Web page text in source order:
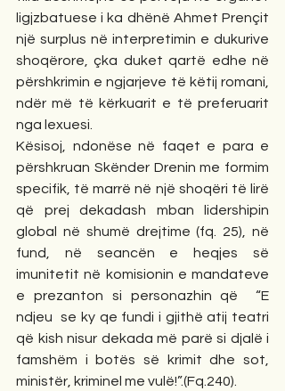
ligjzbatuese i ka dhënë Ahmet Prençit
një surplus në interpretimin e dukurive
shoqërore, çka duket qartë edhe në
përshkrimin e ngjarjeve të këtij romani,
ndër më të kërkuarit e të preferuarit
nga lexuesi.
Kësisoj, ndonëse në faqet e para e
përshkruan Skënder Drenin me formim
specifik, të marrë në një shoqëri të lirë
që prej dekadash mban lidershipin
global në shumë drejtime (fq. 25), në
fund, në seancën e heqjes së
imunitetit në komisionin e mandateve
e prezanton si personazhin që  “E
ndjeu  se ky qe fundi i gjithë atij teatri
që kish nisur dekada më parë si djalë i
famshëm i botës së krimit dhe sot,
ministër, kriminel me vulë!”.(Fq.240).